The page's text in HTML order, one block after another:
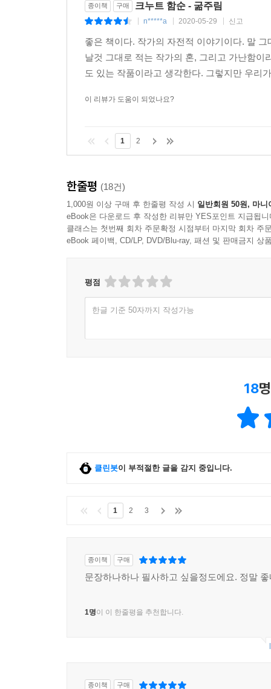
종이책 구매 크누트 함순 - 굶주림
n*****a 2020-05-29 신고
좋은 책이다. 작가의 자전적 이야기이다. 말
날것 그대로 적는 작가의 혼, 그리고 가난함
도 있는 작품이라고 생각한다. 그렇지만 우리
이 리뷰가 도움이 되었나요?
1 2
한줄평 (18건)
1,000원 이상 구매 후 한줄평 작성 시 일반회원 50원, 마니
eBook은 다운로드 후 작성한 리뷰만 YES포인트 지급됩니
클래스는 첫번째 회차 주문확정 시점부터 마지막 회차 주
eBook 페이백, CD/LP, DVD/Blu-ray, 패션 및 판매금지 상
평점
한글 기준 50자까지 작성가능
18
클린봇이 부적절한 글을 감지 중입니다.
1 2 3
종이책 구매
문장하나하나 필사하고 싶을정도에요. 정말
1명이 이 한줄평을 추천합니다.
종이책 구매